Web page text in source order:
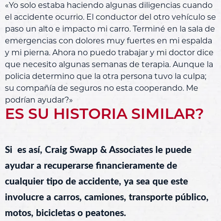
«Yo solo estaba haciendo algunas diligencias cuando
el accidente ocurrio. El conductor del otro vehículo se
paso un alto e impacto mi carro. Terminé en la sala de
emergencias con dolores muy fuertes en mi espalda
y mi pierna. Ahora no puedo trabajar y mi doctor dice
que necesito algunas semanas de terapia. Aunque la
policia determino que la otra persona tuvo la culpa;
su compañía de seguros no esta cooperando. Me
podrían ayudar?»
ES SU HISTORIA SIMILAR?
Si es así, Craig Swapp & Associates le puede
ayudar a recuperarse financieramente de
cualquier tipo de accidente, ya sea que este
involucre a carros, camiones, transporte público,
motos, bicicletas o peatones.